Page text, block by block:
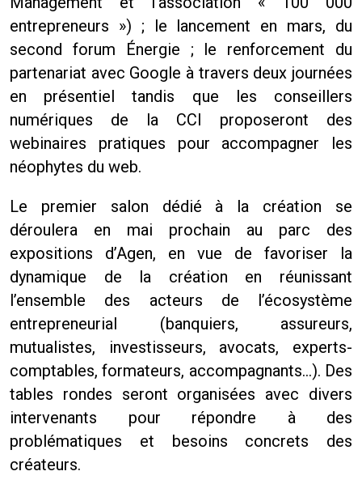
entrepreneurs ») ; le lancement en mars, du
second forum Énergie ; le renforcement du
partenariat avec Google à travers deux journées
en présentiel tandis que les conseillers
numériques de la CCI proposeront des
webinaires pratiques pour accompagner les
néophytes du web.
Le premier salon dédié à la création se
déroulera en mai prochain au parc des
expositions d’Agen, en vue de favoriser la
dynamique de la création en réunissant
l’ensemble des acteurs de l’écosystème
entrepreneurial (banquiers, assureurs,
mutualistes, investisseurs, avocats, experts-
comptables, formateurs, accompagnants…). Des
tables rondes seront organisées avec divers
intervenants pour répondre à des
problématiques et besoins concrets des
créateurs.